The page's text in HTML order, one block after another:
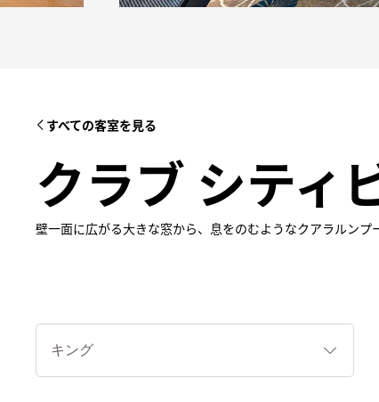
すべての客室を見る
クラブ シティ
壁一面に広がる大きな窓から、息をのむようなクアラルン
ベ
タ